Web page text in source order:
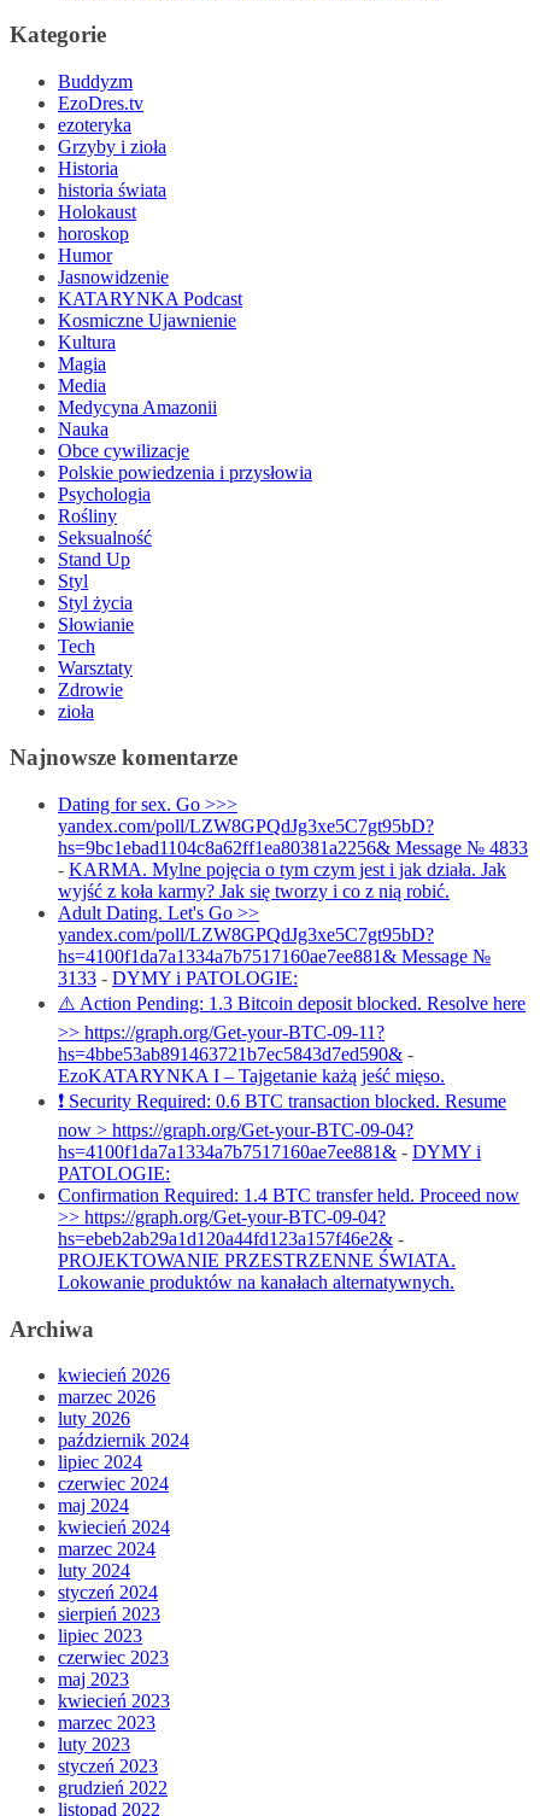
Kategorie
Buddyzm
EzoDres.tv
ezoteryka
Grzyby i zioła
Historia
historia świata
Holokaust
horoskop
Humor
Jasnowidzenie
KATARYNKA Podcast
Kosmiczne Ujawnienie
Kultura
Magia
Media
Medycyna Amazonii
Nauka
Obce cywilizacje
Polskie powiedzenia i przysłowia
Psychologia
Rośliny
Seksualność
Stand Up
Styl
Styl życia
Słowianie
Tech
Warsztaty
Zdrowie
zioła
Najnowsze komentarze
Dating for sex. Go >>>
yandex.com/poll/LZW8GPQdJg3xe5C7gt95bD?
hs=9bc1ebad1104c8a62ff1ea80381a2256& Message № 4833
- KARMA. Mylne pojęcia o tym czym jest i jak działa. Jak
wyjść z koła karmy? Jak się tworzy i co z nią robić.
Adult Dating. Let's Go >>
yandex.com/poll/LZW8GPQdJg3xe5C7gt95bD?
hs=4100f1da7a1334a7b7517160ae7ee881& Message №
3133 - DYMY i PATOLOGIE:
⚠️ Action Pending: 1.3 Bitcoin deposit blocked. Resolve here
>> https://graph.org/Get-your-BTC-09-11?
hs=4bbe53ab891463721b7ec5843d7ed590& -
EzoKATARYNKA I – Tajgetanie każą jeść mięso.
❗ Security Required: 0.6 BTC transaction blocked. Resume
now > https://graph.org/Get-your-BTC-09-04?
hs=4100f1da7a1334a7b7517160ae7ee881& - DYMY i
PATOLOGIE:
Confirmation Required: 1.4 BTC transfer held. Proceed now
>> https://graph.org/Get-your-BTC-09-04?
hs=ebeb2ab29a1d120a44fd123a157f46e2& -
PROJEKTOWANIE PRZESTRZENNE ŚWIATA.
Lokowanie produktów na kanałach alternatywnych.
Archiwa
kwiecień 2026
marzec 2026
luty 2026
październik 2024
lipiec 2024
czerwiec 2024
maj 2024
kwiecień 2024
marzec 2024
luty 2024
styczeń 2024
sierpień 2023
lipiec 2023
czerwiec 2023
maj 2023
kwiecień 2023
marzec 2023
luty 2023
styczeń 2023
grudzień 2022
listopad 2022